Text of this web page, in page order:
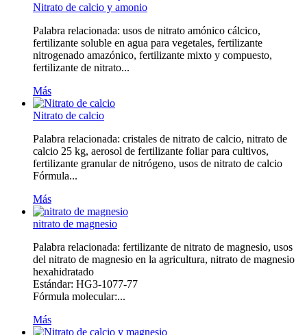
Nitrato de calcio y amonio
Palabra relacionada: usos de nitrato amónico cálcico,
fertilizante soluble en agua para vegetales, fertilizante
nitrogenado amazónico, fertilizante mixto y compuesto,
fertilizante de nitrato...
Más
Nitrato de calcio
Palabra relacionada: cristales de nitrato de calcio, nitrato de
calcio 25 kg, aerosol de fertilizante foliar para cultivos,
fertilizante granular de nitrógeno, usos de nitrato de calcio
Fórmula...
Más
nitrato de magnesio
Palabra relacionada: fertilizante de nitrato de magnesio, usos
del nitrato de magnesio en la agricultura, nitrato de magnesio
hexahidratado
Estándar: HG3-1077-77
Fórmula molecular:...
Más